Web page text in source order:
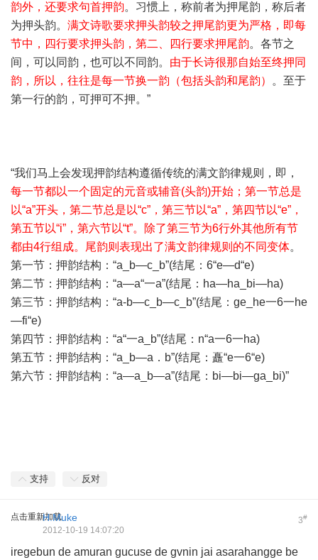
韵外，还要求句首押韵。习惯上，称前者为押尾韵，称后者
为押头韵。 满文诗歌要求押头韵较之押尾韵更为严格，即每
节中，四行要求押头韵，第二、四行要求押尾韵。各节之
间，可以同韵，也可以不同韵。 由于长诗很那自始至终押同
韵，所以，往往是每一节换一韵（包括头韵和尾韵）
。至于
第一行的韵，可押可不押。”
“我们马上会发现押韵结构遵循传统的满文韵律规则，即，
每一节都以一个固定的元音或辅音(头韵)开始；第一节总是
以“a”开头，第二节总是以“c”，第三节以“a”，第四节以“e”，
第五节以“i”，第六节以“t”。除了第三节为6行外其他所有节
都由4行组成。尾韵则表现出了满文韵律规则的不同变体。
第一节：押韵结构：“a_b—c_b”(结尾：6“e—d“e)
第二节：押韵结构：“a—a“一a”(结尾：ha—ha_bi—ha)
第三节：押韵结构：“a-b—c_b—c_b”(结尾：ge_he一6一he
—fi“e)
第四节：押韵结构：“a“一a_b”(结尾：n“a一6一ha)
第五节：押韵结构：“a_b—a．b”(结尾：矗“e一6“e)
第六节：押韵结构：“a—a_b—a”(结尾：bi—bi—ga_bi)”
支持 反对
点击重新加载 3#
H.Muke
2012-10-19 14:07:20
iregebun de amuran gucuse de gvnin jai asarahangge be